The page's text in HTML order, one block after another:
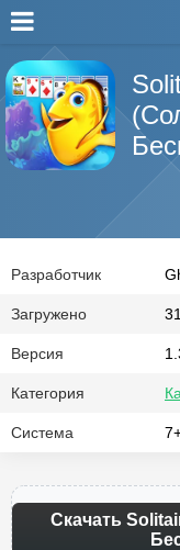
Разработчик
Загружено
Версия
Категория
Система
Скачать